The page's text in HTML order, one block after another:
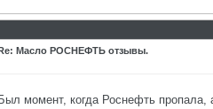
Масло РОСНЕФТЬ отзывы.
Был момент, когда Роснефть